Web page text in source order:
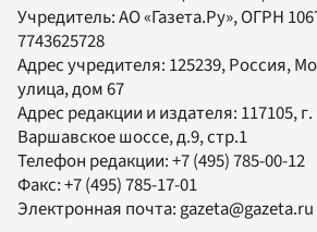
Учредитель:АО «Газета.Ру», ОГРН
7743625728
Адрес учредителя: 125239, Россия,
улица, дом 67
Адрес редакции и издателя: 117105, г.
Варшавское шоссе, д.9, стр.1
Телефон редакции:+7 (495) 785-00-12
Факс:+7 (495) 785-17-01
Электронная почта:gazeta@gazeta.ru